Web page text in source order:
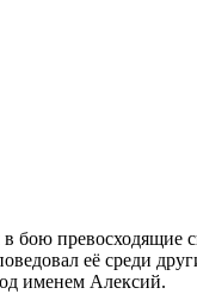
бою превосходящие
её среди
именем Алексий.